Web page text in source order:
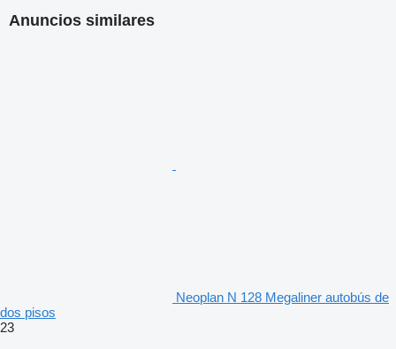
Anuncios similares
Neoplan N 128 Megaliner autobús de
dos pisos
23